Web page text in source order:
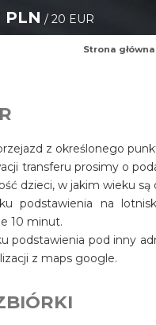
PLN / 20 EUR
Strona główna
z określonego
transferu prosimy o
dzieci, w jakim wieku są
podstawienia na
10 minut.
podstawienia pod inny
z maps google.